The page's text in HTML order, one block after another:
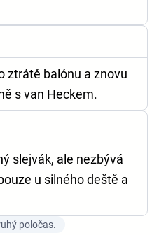
ztrátě balónu a znovu
s van Heckem.
slejvák, ale nezbývá
u silného deště a
poločas.